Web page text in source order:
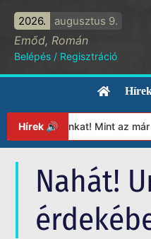
2026. augusztus 9.
Emőd, Román
Belépés / Regisztráció
Hírek 🔊 Mint az már
Nahát!